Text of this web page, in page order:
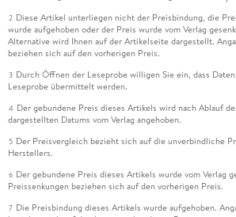
2 Diese Artikel unterliegen nicht der Preisbindung, die
wurde aufgehoben oder der Preis wurde vom Verlag
Alternative wird Ihnen auf der Artikelseite dargestellt.
beziehen sich auf den vorherigen Preis.
3 Durch Öffnen der Leseprobe willigen Sie ein, dass
Leseprobe übermittelt werden.
4 Der gebundene Preis dieses Artikels wird nach Ablauf
dargestellten Datums vom Verlag angehoben.
5 Der Preisvergleich bezieht sich auf die unverbindliche
Herstellers.
6 Der gebundene Preis dieses Artikels wurde vom Verlag
Preissenkungen beziehen sich auf den vorherigen Preis.
7 Die Preisbindung dieses Artikels wurde aufgehoben.